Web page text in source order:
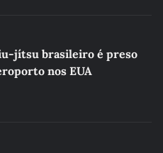
jítsu brasileiro é preso
nos EUA